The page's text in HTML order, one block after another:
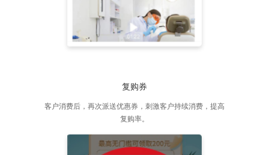
复购券
客户消费后，再次派送优惠券，刺激客户持续消费，提高
复购率。